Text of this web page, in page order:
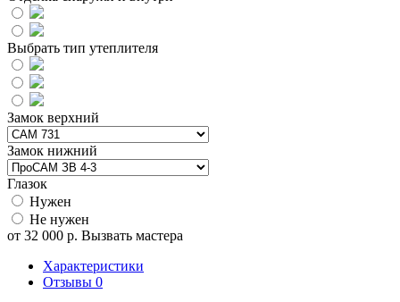
Выбрать тип утеплителя
Замок верхний
Замок нижний
Глазок
Нужен
Не нужен
от 32 000 р. Вызвать мастера
Характеристики
Отзывы 0